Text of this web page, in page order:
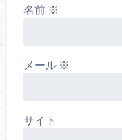
名前 ※
メール ※
サイト